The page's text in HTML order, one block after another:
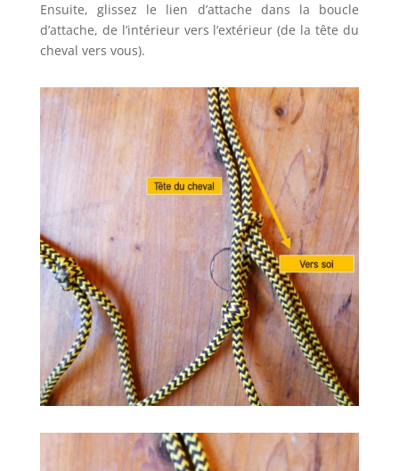
Ensuite, glissez le lien d’attache dans la boucle
d’attache, de l’intérieur vers l’extérieur (de la tête du
cheval vers vous).